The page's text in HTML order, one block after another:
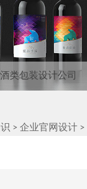
类包装设计公司
>企业官网设计 >